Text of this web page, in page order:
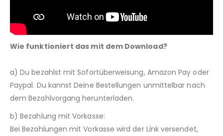
Wie funktioniert das mit dem Download?
a) Du bezahlst mit Sofortüberweisung, Amazon Pay oder
Paypal. Du kannst Deine Bestellungen unmittelbar nach
dem Bezahlvorgang herunterladen.
b) Bezahlung mit Vorkasse:
Bei Bezahlungen mit Vorkasse wird der Link versendet,